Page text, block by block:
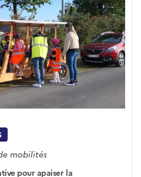
mobilités
pour apaiser la